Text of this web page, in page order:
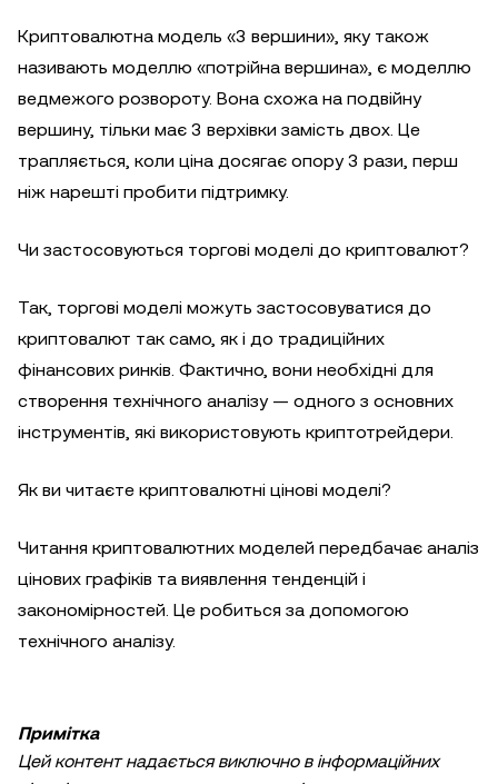
Криптовалютна модель «3 вершини», яку також
називають моделлю «потрійна вершина», є моделлю
ведмежого розвороту. Вона схожа на подвійну
вершину, тільки має 3 верхівки замість двох. Це
трапляється, коли ціна досягає опору 3 рази, перш
ніж нарешті пробити підтримку.
Чи застосовуються торгові моделі до криптовалют?
Так, торгові моделі можуть застосовуватися до
криптовалют так само, як і до традиційних
фінансових ринків. Фактично, вони необхідні для
створення технічного аналізу — одного з основних
інструментів, які використовують криптотрейдери.
Як ви читаєте криптовалютні цінові моделі?
Читання криптовалютних моделей передбачає аналіз
цінових графіків та виявлення тенденцій і
закономірностей. Це робиться за допомогою
технічного аналізу.
Примітка
Цей контент надається виключно в інформаційних